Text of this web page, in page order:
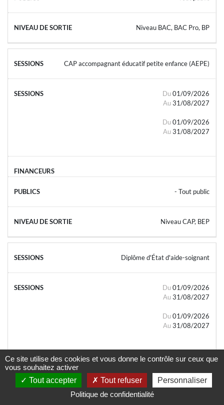
Niveau BAC, BAC Pro, BP
CAP accompagnant éducatif petite enfance (AEPE)
Du 01/09/2026
Au 31/08/2027
Du 01/09/2026
Au 31/08/2027
- Tout public
Niveau CAP, BEP
Diplôme d'État d'aide-soignant
Du 01/09/2026
Au 31/08/2027
Du 01/09/2026
Au 31/08/2027
- Tout public
Ce site utilise des cookies et vous donne le contrôle sur ceux que
vous souhaitez activer
Tout accepter
Tout refuser
Personnaliser
Politique de confidentialité